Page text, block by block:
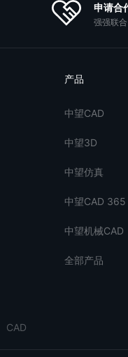
申请合
强强联
产品
中望CAD
中望3D
中望仿真
中望CAD 365
中望机械CAD
全部产品
CAD